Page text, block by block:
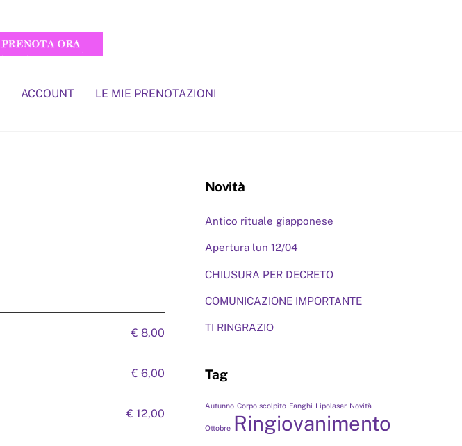
ACCOUNT LE MIE PRENOTAZIONI
€ 8,00
€ 6,00
€ 12,00
Novità
Antico rituale giapponese
Apertura lun 12/04
CHIUSURA PER DECRETO
COMUNICAZIONE IMPORTANTE
TI RINGRAZIO
Tag
Autunno Corpo scolpito Fanghi Lipolaser Novità
Ottobre Ringiovanimento